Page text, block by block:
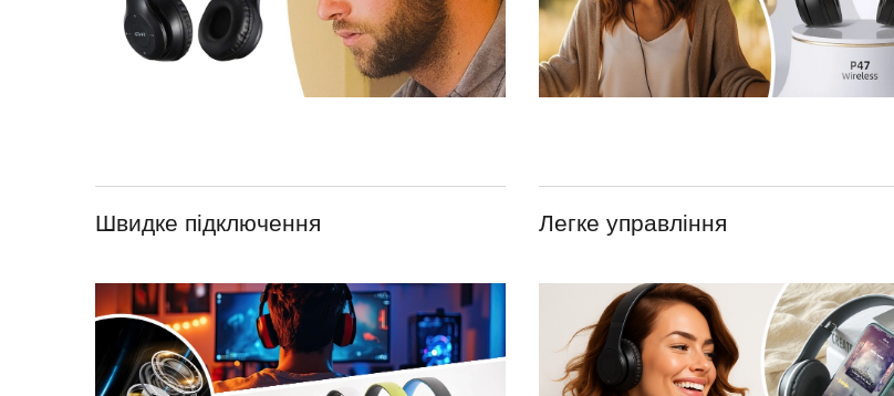
Швидке підключення Легке управління